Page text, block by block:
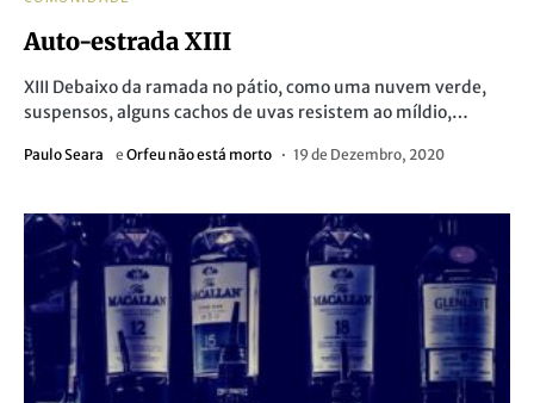
Auto-estrada XIII
XIII Debaixo da ramada no pátio, como uma nuvem verde,
suspensos, alguns cachos de uvas resistem ao míldio,…
Paulo Seara e Orfeu não está morto 19 de Dezembro, 2020